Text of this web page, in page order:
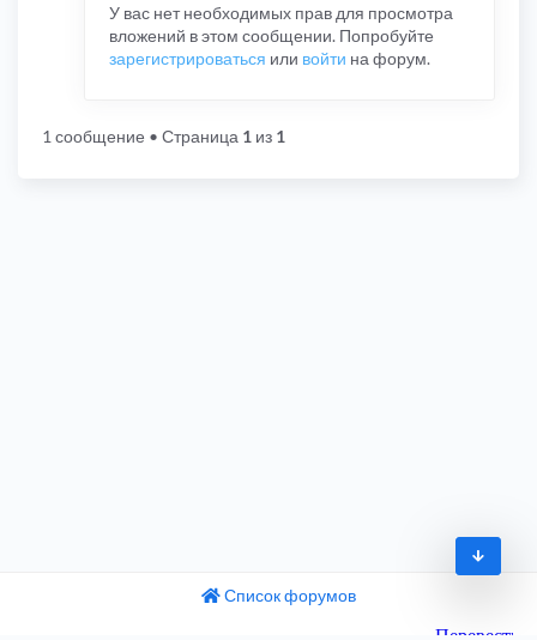
У вас нет необходимых прав для просмотра
вложений в этом сообщении. Попробуйте
зарегистрироваться или войти на форум.
1 сообщение • Страница 1 из 1
Список форумов